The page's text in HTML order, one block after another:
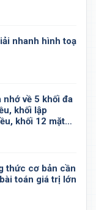
nhanh hình toạ
về 5 khối đa
khối lập
khối 12 mặt
thức cơ bản cần
toán giá trị lớn